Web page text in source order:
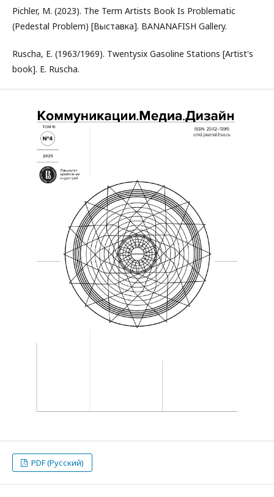
Pichler, M. (2023). The Term Artists Book Is Problematic
(Pedestal Problem) [Выставка]. BANANAFISH Gallery.
Ruscha, E. (1963/1969). Twentysix Gasoline Stations [Artist's
book]. E. Ruscha.
PDF (Русский)